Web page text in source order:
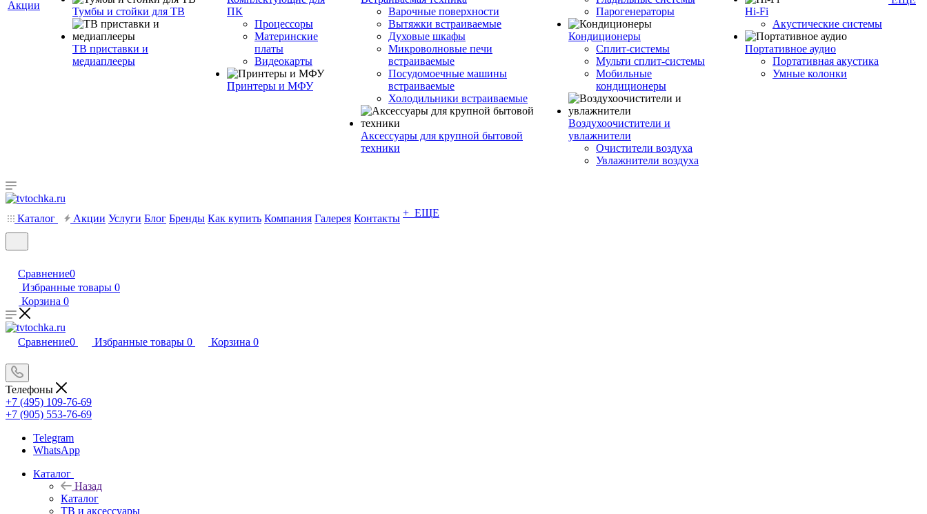
Акции
Тумбы и стойки для ТВ
ТВ приставки и
медиаплееры
ПК
Процессоры
Материнские
платы
Видеокарты
Принтеры и МФУ
Варочные поверхности
Вытяжки встраиваемые
Духовые шкафы
Микроволновые печи
встраиваемые
Посудомоечные машины
встраиваемые
Холодильники встраиваемые
Аксессуары для крупной бытовой
техники
Парогенераторы
Кондиционеры
Сплит-системы
Мульти сплит-системы
Мобильные
кондиционеры
Воздухоочистители и
увлажнители
Очистители воздуха
Увлажнители воздуха
Hi-Fi
Акустические системы
Портативное аудио
Портативная акустика
Умные колонки
Каталог Акции Услуги Блог Бренды Как купить Компания Галерея Контакты + ЕЩЕ
Сравнение0
Избранные товары 0
Корзина 0
Сравнение0 Избранные товары 0 Корзина 0
Телефоны
+7 (495) 109-76-69
+7 (905) 553-76-69
Telegram
WhatsApp
Каталог
Назад
Каталог
ТВ и аксессуары